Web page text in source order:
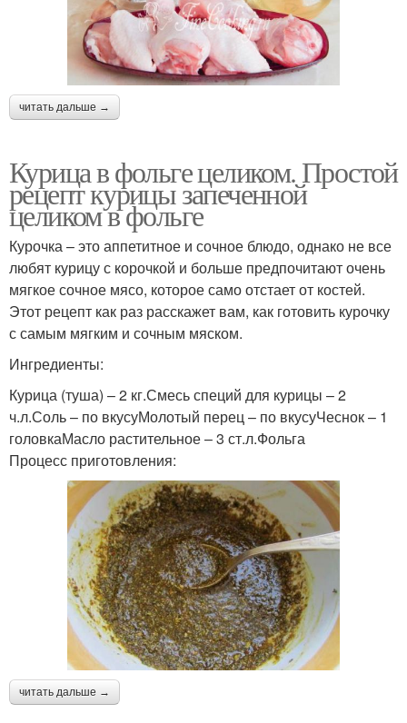
читать дальше →
Курица в фольге целиком. Простой
рецепт курицы запеченной
целиком в фольге
Курочка – это аппетитное и сочное блюдо, однако не все
любят курицу с корочкой и больше предпочитают очень
мягкое сочное мясо, которое само отстает от костей.
Этот рецепт как раз расскажет вам, как готовить курочку
с самым мягким и сочным мяском.
Ингредиенты:
Курица (туша) – 2 кг.Смесь специй для курицы – 2
ч.л.Соль – по вкусуМолотый перец – по вкусуЧеснок – 1
головкаМасло растительное – 3 ст.л.Фольга
Процесс приготовления:
читать дальше →